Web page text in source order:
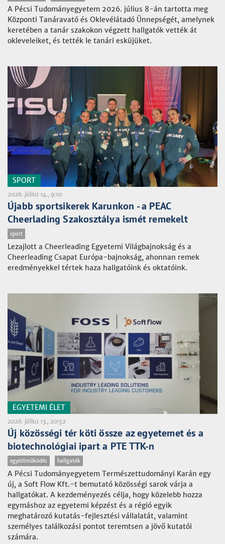
A Pécsi Tudományegyetem 2026. július 8-án tartotta meg
Központi Tanáravató és Oklevélátadó Ünnepségét, amelynek
keretében a tanár szakokon végzett hallgatók vették át
okleveleiket, és tették le tanári esküjüket.
SPORT
2026. július 14., 9:10
Újabb sportsikerek Karunkon - a PEAC
Cheerlading Szakosztálya ismét remekelt
sport
Lezajlott a Cheerleading Egyetemi Világbajnokság és a
Cheerleading Csapat Európa-bajnokság, ahonnan remek
eredményekkel tértek haza hallgatóink és oktatóink.
EGYETEMI ÉLET
2026. július 13., 20:52
Új közösségi tér köti össze az egyetemet és a
biotechnológiai ipart a PTE TTK-n
együttműködés hallgatók
A Pécsi Tudományegyetem Természettudományi Karán egy
új, a Soft Flow Kft.-t bemutató közösségi sarok várja a
hallgatókat. A kezdeményezés célja, hogy közelebb hozza
egymáshoz az egyetemi képzést és a régió egyik
meghatározó kutatás-fejlesztési vállalatát, valamint
személyes találkozási pontot teremtsen a jövő kutatói
számára.